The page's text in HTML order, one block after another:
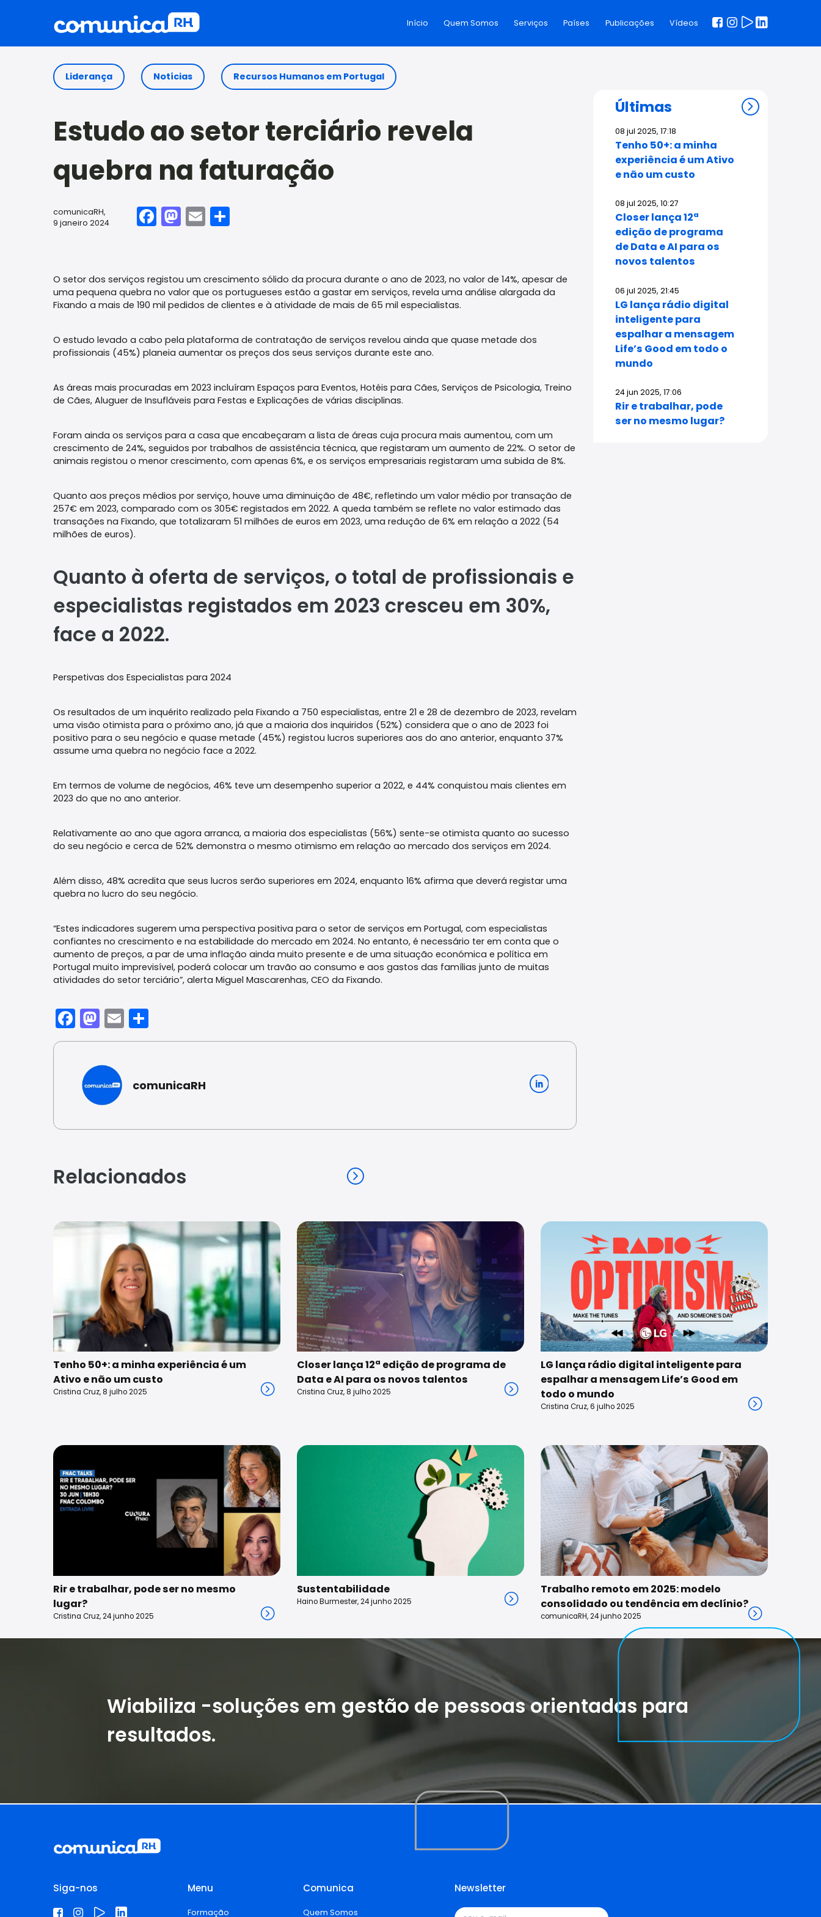
Início Quem Somos Serviços Países Publicações Vídeos
Liderança Notícias Recursos Humanos em Portugal
Estudo ao setor terciário revela
quebra na faturação
comunicaRH,
9 janeiro 2024
Facebook
Mastodon
EmailShare
O setor dos serviços registou um crescimento sólido da procura durante o ano de 2023, no valor de 14%, apesar de
uma pequena quebra no valor que os portugueses estão a gastar em serviços, revela uma análise alargada da
Fixando a mais de 190 mil pedidos de clientes e à atividade de mais de 65 mil especialistas.
O estudo levado a cabo pela plataforma de contratação de serviços revelou ainda que quase metade dos
profissionais (45%) planeia aumentar os preços dos seus serviços durante este ano.
As áreas mais procuradas em 2023 incluíram Espaços para Eventos, Hotéis para Cães, Serviços de Psicologia, Treino
de Cães, Aluguer de Insufláveis para Festas e Explicações de várias disciplinas.
Foram ainda os serviços para a casa que encabeçaram a lista de áreas cuja procura mais aumentou, com um
crescimento de 24%, seguidos por trabalhos de assistência técnica, que registaram um aumento de 22%. O setor de
animais registou o menor crescimento, com apenas 6%, e os serviços empresariais registaram uma subida de 8%.
Quanto aos preços médios por serviço, houve uma diminuição de 48€, refletindo um valor médio por transação de
257€ em 2023, comparado com os 305€ registados em 2022. A queda também se reflete no valor estimado das
transações na Fixando, que totalizaram 51 milhões de euros em 2023, uma redução de 6% em relação a 2022 (54
milhões de euros).
Quanto à oferta de serviços, o total de profissionais e
especialistas registados em 2023 cresceu em 30%,
face a 2022.
Perspetivas dos Especialistas para 2024
Os resultados de um inquérito realizado pela Fixando a 750 especialistas, entre 21 e 28 de dezembro de 2023, revelam
uma visão otimista para o próximo ano, já que a maioria dos inquiridos (52%) considera que o ano de 2023 foi
positivo para o seu negócio e quase metade (45%) registou lucros superiores aos do ano anterior, enquanto 37%
assume uma quebra no negócio face a 2022.
Em termos de volume de negócios, 46% teve um desempenho superior a 2022, e 44% conquistou mais clientes em
2023 do que no ano anterior.
Relativamente ao ano que agora arranca, a maioria dos especialistas (56%) sente-se otimista quanto ao sucesso
do seu negócio e cerca de 52% demonstra o mesmo otimismo em relação ao mercado dos serviços em 2024.
Além disso, 48% acredita que seus lucros serão superiores em 2024, enquanto 16% afirma que deverá registar uma
quebra no lucro do seu negócio.
“Estes indicadores sugerem uma perspectiva positiva para o setor de serviços em Portugal, com especialistas
confiantes no crescimento e na estabilidade do mercado em 2024. No entanto, é necessário ter em conta que o
aumento de preços, a par de uma inflação ainda muito presente e de uma situação económica e política em
Portugal muito imprevisível, poderá colocar um travão ao consumo e aos gastos das famílias junto de muitas
atividades do setor terciário”, alerta Miguel Mascarenhas, CEO da Fixando.
Facebook
Mastodon
Email
comunicaRH
Últimas
08 jul 2025, 17:18
Tenho 50+: a minha
experiência é um Ativo
e não um custo
08 jul 2025, 10:27
Closer lança 12ª
edição de programa
de Data e AI para os
novos talentos
06 jul 2025, 21:45
LG lança rádio digital
inteligente para
espalhar a mensagem
Life’s Good em todo o
mundo
24 jun 2025, 17:06
Rir e trabalhar, pode
ser no mesmo lugar?
Relacionados
Tenho 50+: a minha experiência é um
Ativo e não um custo
Cristina Cruz, 8 julho 2025
Closer lança 12ª edição de programa de
Data e AI para os novos talentos
Cristina Cruz, 8 julho 2025
LG lança rádio digital inteligente para
espalhar a mensagem Life’s Good em
todo o mundo
Cristina Cruz, 6 julho 2025
Rir e trabalhar, pode ser no mesmo
lugar?
Cristina Cruz, 24 junho 2025
Sustentabilidade
Haino Burmester, 24 junho 2025
Trabalho remoto em 2025: modelo
consolidado ou tendência em declínio?
comunicaRH, 24 junho 2025
Wiabiliza -soluções em gestão de pessoas orientadas para
resultados.
Siga-nos Menu
Formação
Comunica
Quem Somos
Newsletter